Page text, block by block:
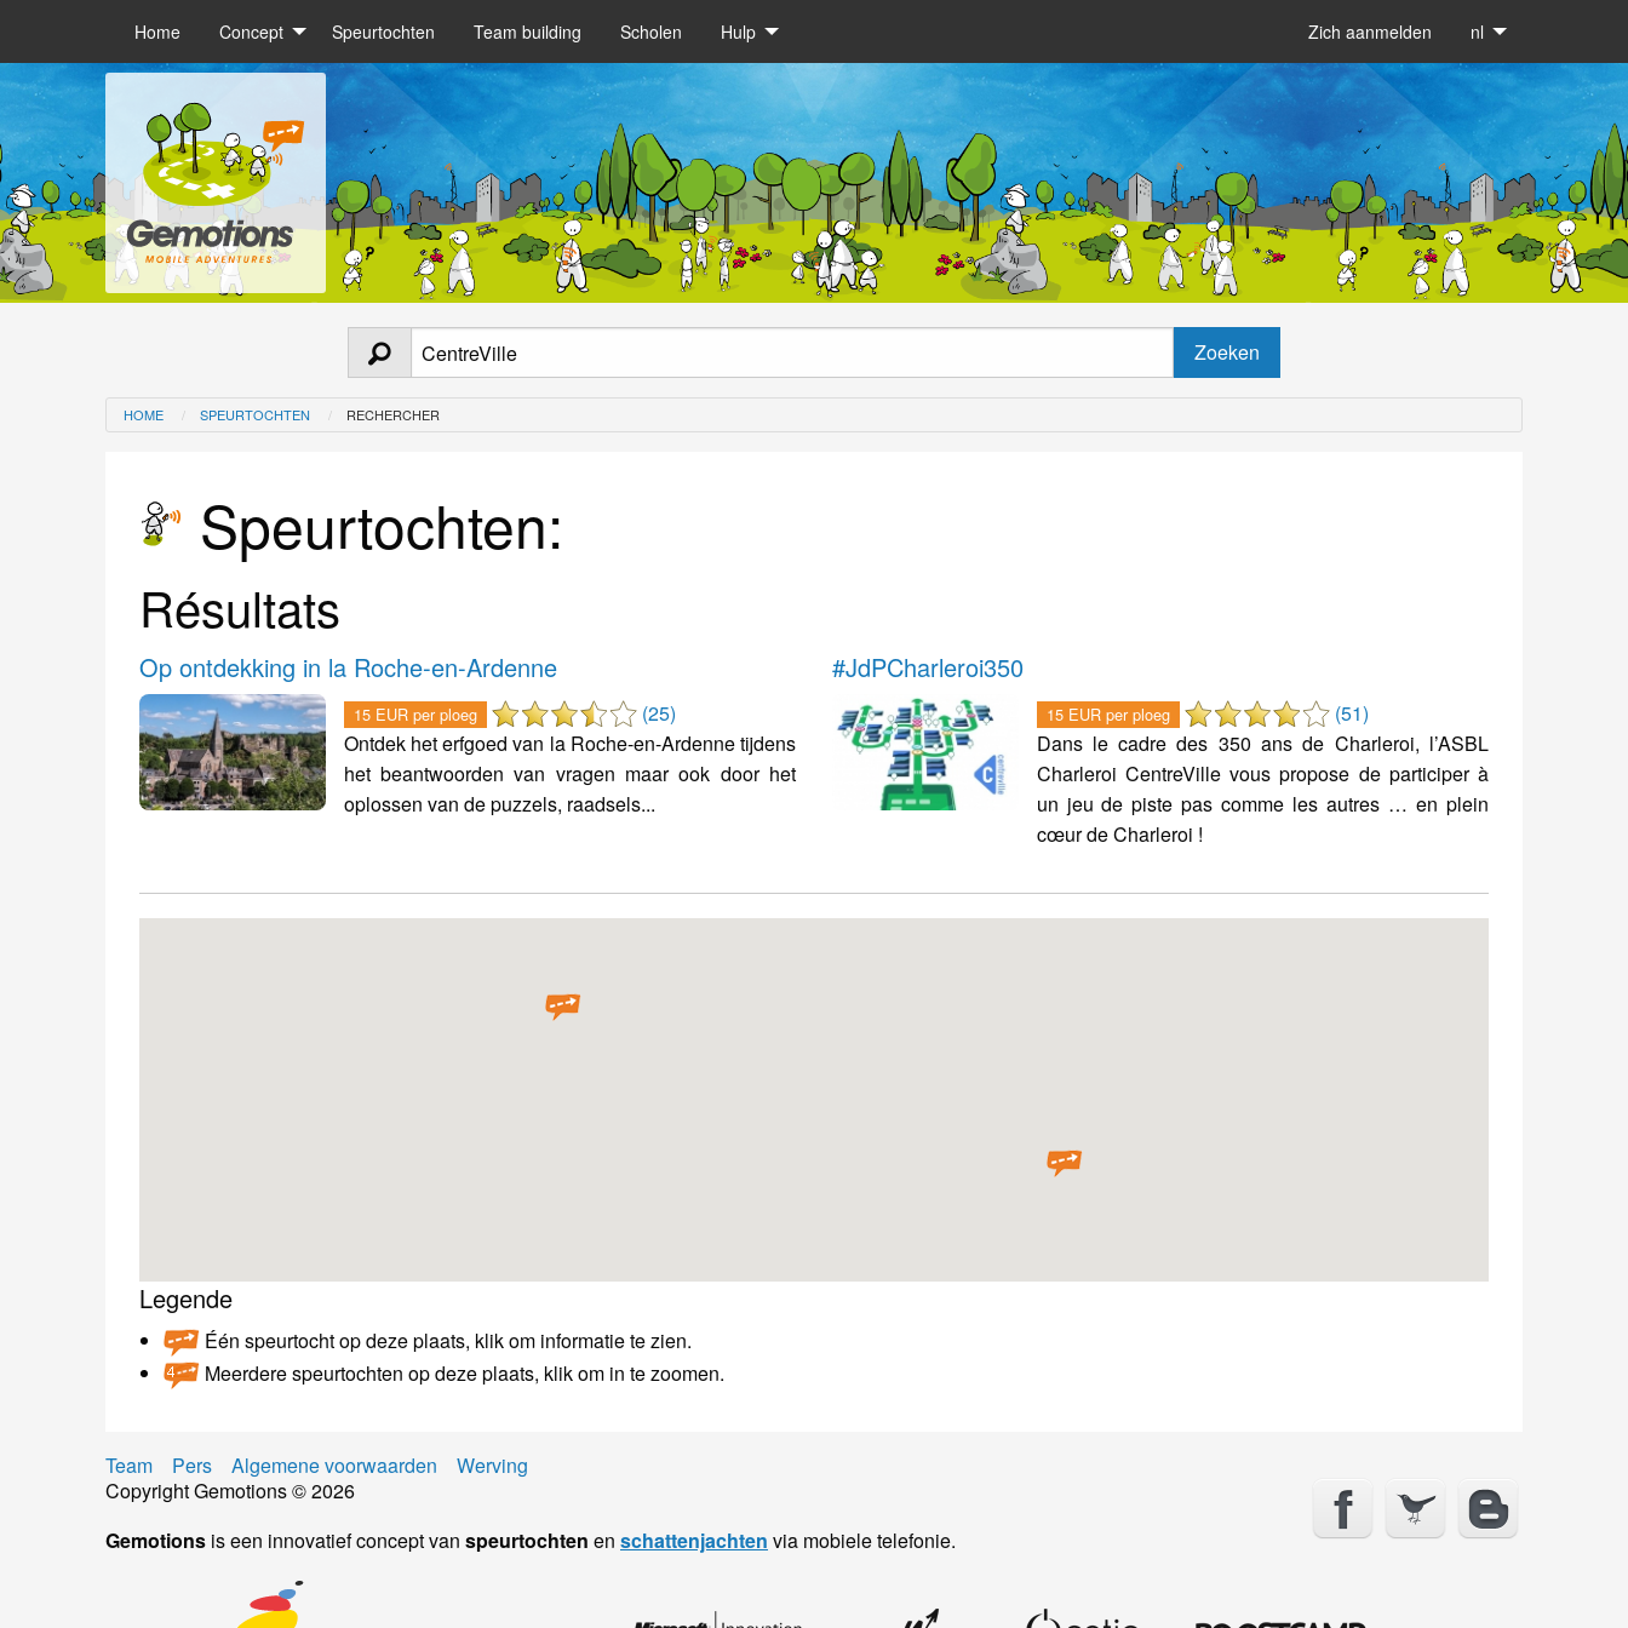
Home Concept Speurtochten Team building Scholen Hulp Zich aanmelden nl
HOME SPEURTOCHTEN RECHERCHER
Speurtochten:
Résultats
Op ontdekking in la Roche-en-Ardenne
15 EUR per ploeg
(25)
Ontdek het erfgoed van la Roche-en-Ardenne tijdens
het beantwoorden van vragen maar ook door het
oplossen van de puzzels, raadsels...
#JdPCharleroi350
15 EUR per ploeg
(51)
Dans le cadre des 350 ans de Charleroi, l’ASBL
Charleroi CentreVille vous propose de participer à
un jeu de piste pas comme les autres … en plein
cœur de Charleroi !
Legende
Één speurtocht op deze plaats, klik om informatie te zien.
Meerdere speurtochten op deze plaats, klik om in te zoomen.
Team Pers Algemene voorwaarden
Werving
Copyright Gemotions © 2026
Gemotions is een innovatief concept van speurtochten en schattenjachten via mobiele telefonie.